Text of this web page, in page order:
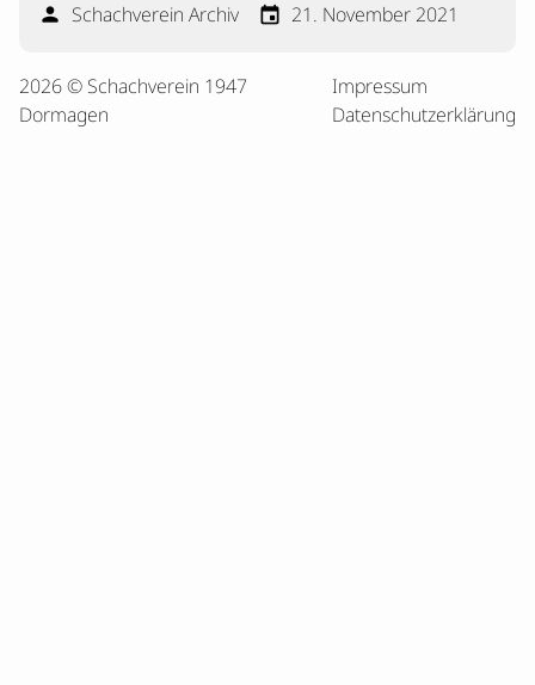
Ranglisten
Verschiedenes
person Schachverein Archiv event 21. November 2021
2026 © Schachverein 1947
Dormagen
Impressum
Datenschutzerklärung